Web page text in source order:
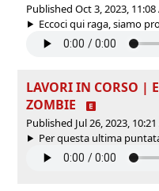
Published Oct 3, 2023, 11:08
Eccoci qui raga, siamo
LAVORI IN CORSO |
ZOMBIE
Published Jul 26, 2023,
Per questa ultima